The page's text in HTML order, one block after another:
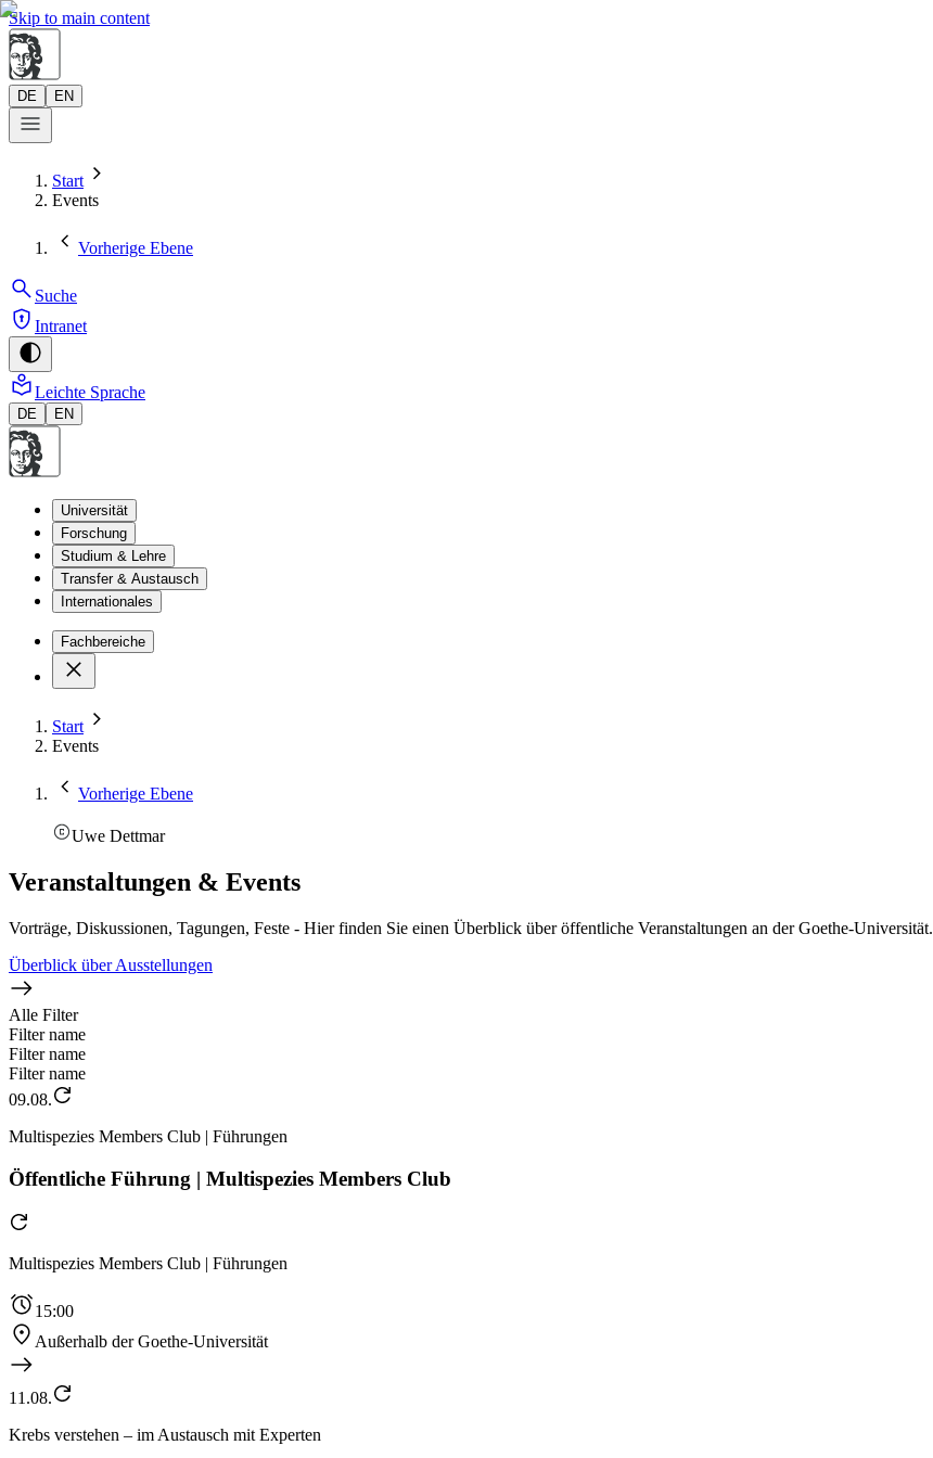
Skip to main content
DE EN
Start
Events
Vorherige Ebene
Suche
Intranet
Leichte Sprache
DE EN
Universität
Forschung
Studium & Lehre
Transfer & Austausch
Internationales
Fachbereiche
Start
Events
Vorherige Ebene
Uwe Dettmar
Veranstaltungen & Events
Vorträge, Diskussionen, Tagungen, Feste - Hier finden Sie einen Überblick über öffentliche Veranstaltungen an der Goethe-Universität.
Überblick über Ausstellungen
Alle Filter
Filter name
Filter name
Filter name
09.08.
Multispezies Members Club | Führungen
Öffentliche Führung | Multispezies Members Club
Multispezies Members Club | Führungen
15:00
Außerhalb der Goethe-Universität
11.08.
Krebs verstehen – im Austausch mit Experten